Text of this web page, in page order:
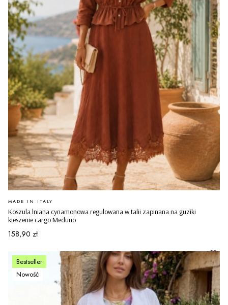
Koszula lniana cynamonowa regulowana w talii zapinana na guziki
kieszenie cargo Meduno
PRODUCENT
MADE IN ITALY
Cena
158,90 zł
Bestseller
Nowość